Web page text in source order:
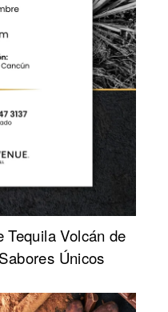
Tequila Volcán de
Únicos